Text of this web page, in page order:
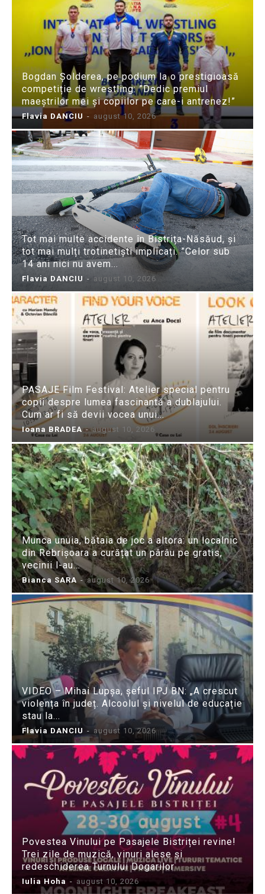
Bogdan Șolderea, pe podium la o prestigioasă
competiție de wrestling: ”Dedic premiul
maeștrilor mei și copiilor pe care-i antrenez!”
Flavia DANCIU - august 10, 2026
Tot mai multe accidente în Bistrița-Năsăud, și
tot mai mulți trotinetiști implicați. ”Celor sub
14 ani nici nu avem...
Flavia DANCIU - august 10, 2026
PASAJE Film Festival: Atelier special pentru
copii despre lumea fascinantă a dublajului.
Cum ar fi să devii vocea unui...
Ioana BRADEA - august 10, 2026
Munca unuia, bătaia de joc a altora: un localnic
din Rebrișoara a curățat un pârâu pe gratis,
vecinii l-au...
Bianca SARA - august 10, 2026
VIDEO – Mihai Lupșa, șeful IPJ BN: „A crescut
violența în județ. Alcoolul și nivelul de educație
stau la...
Flavia DANCIU - august 10, 2026
Povestea Vinului pe Pasajele Bistriței revine!
Trei zile de muzică, vinuri alese și
redeschiderea Turnului Dogarilor
Iulia Hoha - august 10, 2026